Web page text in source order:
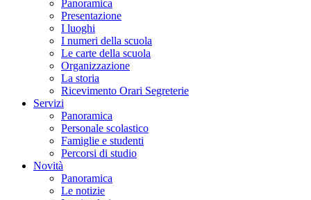
Panoramica
Presentazione
I luoghi
I numeri della scuola
Le carte della scuola
Organizzazione
La storia
Ricevimento Orari Segreterie
Servizi
Panoramica
Personale scolastico
Famiglie e studenti
Percorsi di studio
Novità
Panoramica
Le notizie